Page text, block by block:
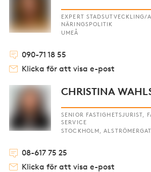
EXPERT STADSUTVECKLING/
NÄRINGSPOLITIK
UMEÅ
090-71 18 55
Klicka för att visa e-post
CHRISTINA
SENIOR FASTIGHETSJURIST,
SERVICE
STOCKHOLM,
08-617 75 25
Klicka för att visa e-post